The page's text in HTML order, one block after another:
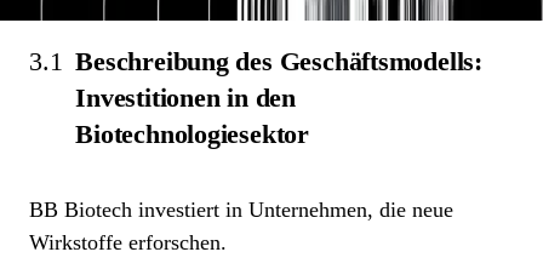
3.1 Beschreibung des Geschäftsmodells:
Investitionen in den
Biotechnologiesektor
BB Biotech investiert in Unternehmen, die neue
Wirkstoffe erforschen.